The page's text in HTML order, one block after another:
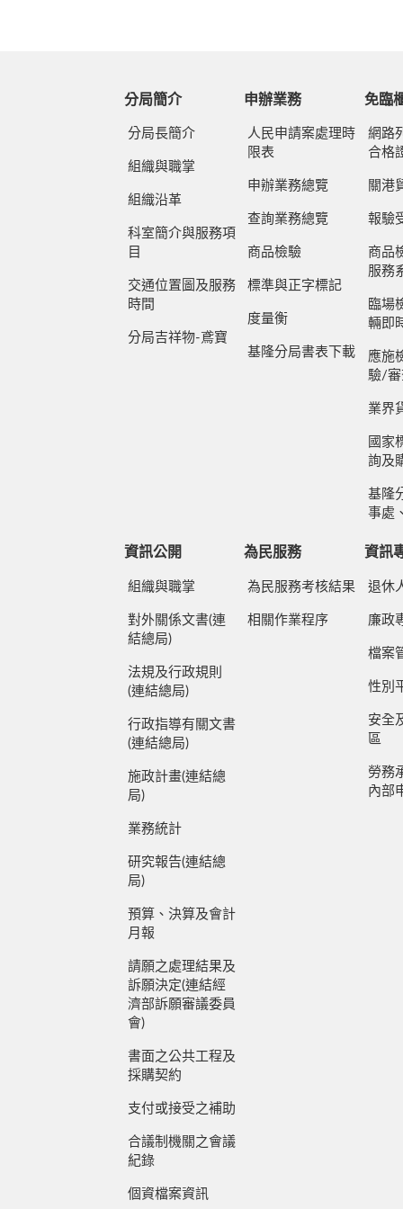
分局簡介
分局長簡介
組織與職掌
組織沿革
科室簡介與服務項
目
交通位置圖及服務
時間
分局吉祥物-鳶寶
申辦業務
人民申請案處理時
限表
申辦業務總覽
查詢業務總覽
商品檢驗
標準與正字標記
度量衡
基隆分局書表下載
免臨
網路
合格
關港
報驗
商品
服務
臨場
輛即
應施
驗/審
業界
國家
詢及
基隆
事處
資訊公開
組織與職掌
對外關係文書(連
結總局)
法規及行政規則
(連結總局)
行政指導有關文書
(連結總局)
施政計畫(連結總
局)
業務統計
研究報告(連結總
局)
預算、決算及會計
月報
請願之處理結果及
訴願決定(連結經
濟部訴願審議委員
會)
書面之公共工程及
採購契約
支付或接受之補助
合議制機關之會議
紀錄
個資檔案資訊
為民服務
為民服務考核結果
相關作業程序
資訊
退休
廉政
檔案
性別
安全
區
勞務
內部